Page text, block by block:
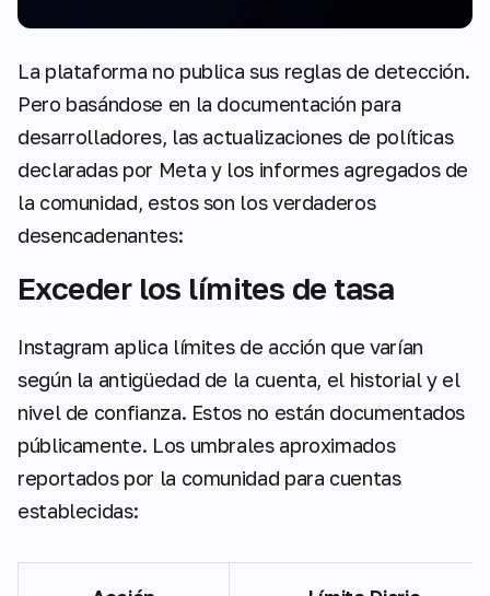
La plataforma no publica sus reglas de detección.
Pero basándose en la documentación para
desarrolladores, las actualizaciones de políticas
declaradas por Meta y los informes agregados de
la comunidad, estos son los verdaderos
desencadenantes:
Exceder los límites de tasa
Instagram aplica límites de acción que varían
según la antigüedad de la cuenta, el historial y el
nivel de confianza. Estos no están documentados
públicamente. Los umbrales aproximados
reportados por la comunidad para cuentas
establecidas: